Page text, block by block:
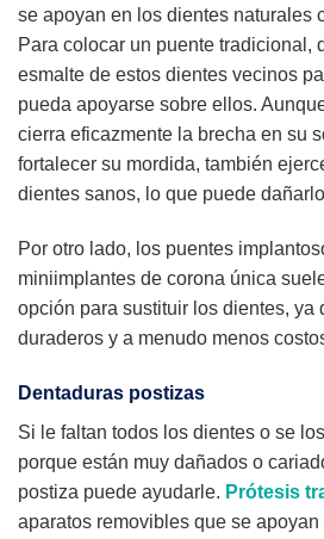
se apoyan en los dientes naturales
Para colocar un puente tradicional,
esmalte de estos dientes vecinos
pueda apoyarse sobre ellos.
cierra eficazmente la brecha en su
fortalecer su mordida, también
dientes sanos, lo que puede
Por otro lado, los puentes
miniimplantes de corona única
opción para sustituir los dientes, ya
duraderos y a menudo menos
Dentaduras postizas
Si le faltan todos los dientes o se
porque están muy dañados o
postiza puede ayudarle. Prótesis
aparatos removibles que se